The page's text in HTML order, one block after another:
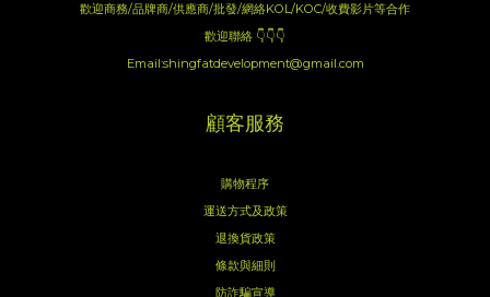
歡迎商務/品牌商/供應商/批發/網絡KOL/KOC/收費影片等合作
歡迎聯絡 👇👇👇
Email:shingfatdevelopment@gmail.com
顧客服務
購物程序
運送方式及政策
退換貨政策
條款與細則
防詐騙宣導